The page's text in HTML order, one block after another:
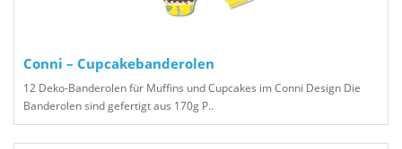
Conni – Cupcakebanderolen
12 Deko-Banderolen für Muffins und Cupcakes im Conni Design Die
Banderolen sind gefertigt aus 170g P..